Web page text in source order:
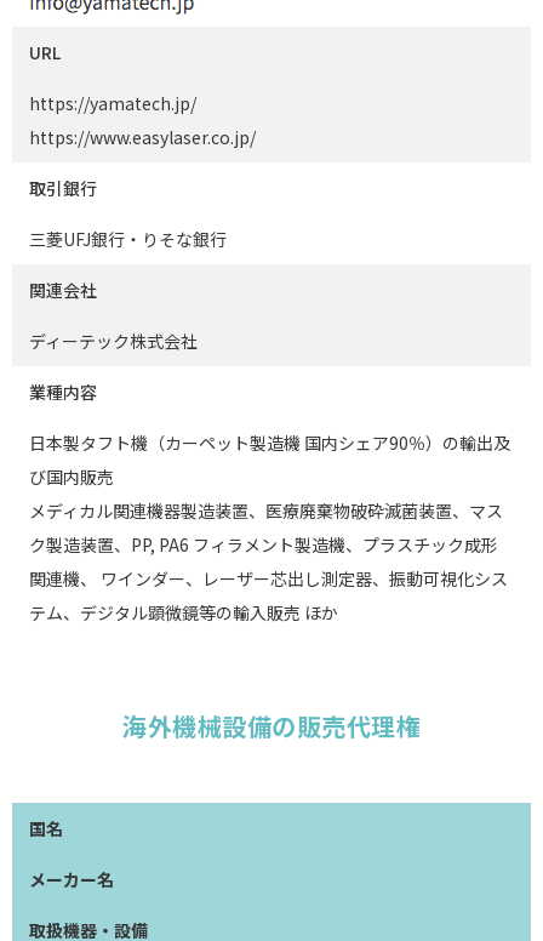
URL
https://yamatech.jp/
https://www.easylaser.co.jp/
取引銀行
三菱UFJ銀行・りそな銀行
関連会社
ディーテック株式会社
業種内容
日本製タフト機（カーペット製造機 国内シェア90％）の輸出及
び国内販売
メディカル関連機器製造装置、医療廃棄物破砕滅菌装置、マス
ク製造装置、PP, PA6 フィラメント製造機、プラスチック成形
関連機、 ワインダー、レーザー芯出し測定器、振動可視化シス
テム、デジタル顕微鏡等の輸入販売 ほか
海外機械設備の販売代理権
国名
メーカー名
取扱機器・設備